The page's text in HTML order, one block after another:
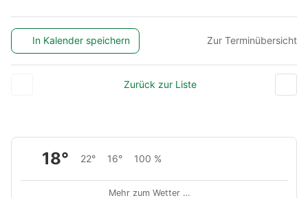
In Kalender speichern Zur Terminübersicht
Zurück zur Liste
18° 22° 16° 100 %
Mehr zum Wetter …